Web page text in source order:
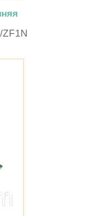
я
ZF1N